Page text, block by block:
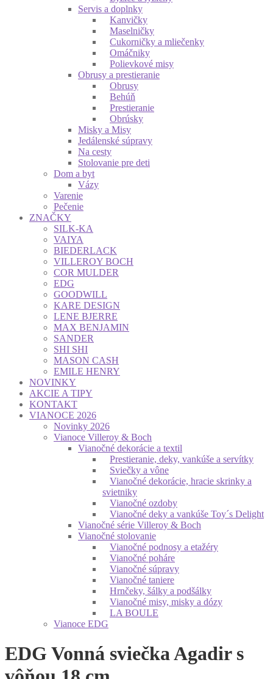
Servis a doplnky
Kanvičky
Maselničky
Cukorničky a mliečenky
Omáčniky
Polievkové misy
Obrusy a prestieranie
Obrusy
Behúň
Prestieranie
Obrúsky
Misky a Misy
Jedálenské súpravy
Na cesty
Stolovanie pre deti
Dom a byt
Vázy
Varenie
Pečenie
ZNAČKY
SILK-KA
VAIYA
BIEDERLACK
VILLEROY BOCH
COR MULDER
EDG
GOODWILL
KARE DESIGN
LENE BJERRE
MAX BENJAMIN
SANDER
SHI SHI
MASON CASH
EMILE HENRY
NOVINKY
AKCIE A TIPY
KONTAKT
VIANOCE 2026
Novinky 2026
Vianoce Villeroy & Boch
Vianočné dekorácie a textil
Prestieranie, deky, vankúše a servítky
Sviečky a vône
Vianočné dekorácie, hracie skrinky a
svietniky
Vianočné ozdoby
Vianočné deky a vankúše Toy´s Delight
Vianočné série Villeroy & Boch
Vianočné stolovanie
Vianočné podnosy a etažéry
Vianočné poháre
Vianočné súpravy
Vianočné taniere
Hrnčeky, šálky a podšálky
Vianočné misy, misky a dózy
LA BOULE
Vianoce EDG
EDG Vonná sviečka Agadir s